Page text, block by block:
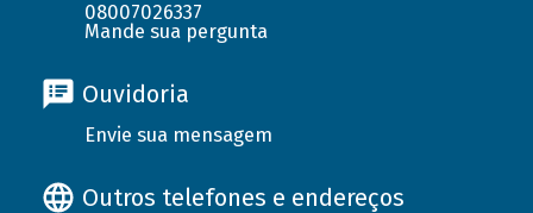
08007026337
Mande sua pergunta
Ouvidoria
Envie sua mensagem
Outros telefones e endereços